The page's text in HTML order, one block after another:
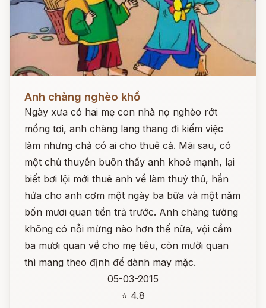
Anh chàng nghèo khổ
Ngày xưa có hai mẹ con nhà nọ nghèo rớt
mồng tơi, anh chàng lang thang đi kiếm việc
làm nhưng chả có ai cho thuê cả. Mãi sau, có
một chủ thuyền buôn thấy anh khoẻ mạnh, lại
biết bơi lội mới thuê anh về làm thuỷ thủ, hắn
hứa cho anh cơm một ngày ba bữa và một năm
bốn mươi quan tiền trả trước. Anh chàng tưởng
không có nỗi mừng nào hơn thế nữa, vội cầm
ba mươi quan về cho mẹ tiêu, còn mười quan
thì mang theo định để dành may mặc.
05-03-2015
⭐ 4.8